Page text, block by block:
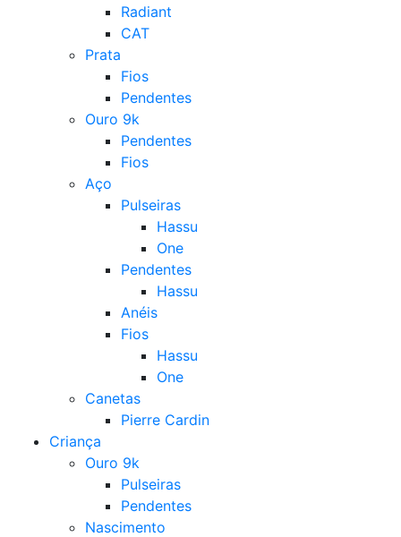
Radiant
CAT
Prata
Fios
Pendentes
Ouro 9k
Pendentes
Fios
Aço
Pulseiras
Hassu
One
Pendentes
Hassu
Anéis
Fios
Hassu
One
Canetas
Pierre Cardin
Criança
Ouro 9k
Pulseiras
Pendentes
Nascimento